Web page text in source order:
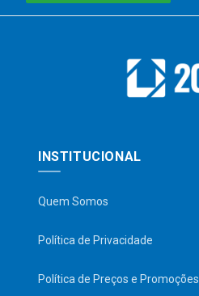
INSTITUCIONAL
Quem Somos
Política de Privacidade
Política de Preços e Promoções